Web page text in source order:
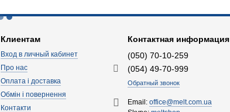
Клиентам
Вход в личный кабинет
Про нас
Оплата і доставка
Обмін і повернення
Контакти
Контактная информация
(050) 70-10-259
(054) 49-70-999
Обратный звонок
Email:office@melt.com.ua